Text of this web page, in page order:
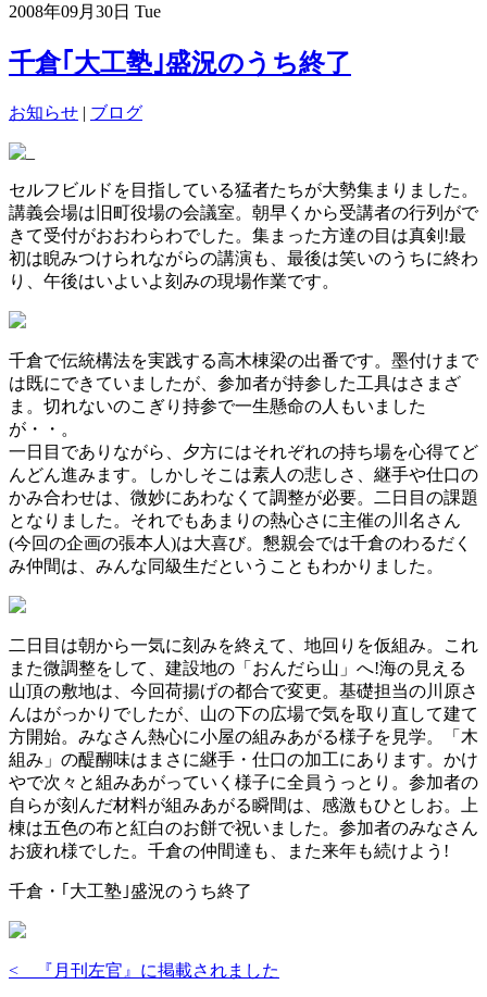
2008年09月30日 Tue
千倉｢大工塾｣盛況のうち終了
お知らせ | ブログ
セルフビルドを目指している猛者たちが大勢集まりました。
講義会場は旧町役場の会議室。朝早くから受講者の行列がで
きて受付がおおわらわでした。集まった方達の目は真剣!最
初は睨みつけられながらの講演も、最後は笑いのうちに終わ
り、午後はいよいよ刻みの現場作業です。
千倉で伝統構法を実践する高木棟梁の出番です。墨付けまで
は既にできていましたが、参加者が持参した工具はさまざ
ま。切れないのこぎり持参で一生懸命の人もいました
が・・。
一日目でありながら、夕方にはそれぞれの持ち場を心得てど
んどん進みます。しかしそこは素人の悲しさ、継手や仕口の
かみ合わせは、微妙にあわなくて調整が必要。二日目の課題
となりました。それでもあまりの熱心さに主催の川名さん
(今回の企画の張本人)は大喜び。懇親会では千倉のわるだく
み仲間は、みんな同級生だということもわかりました。
二日目は朝から一気に刻みを終えて、地回りを仮組み。これ
また微調整をして、建設地の「おんだら山」へ!海の見える
山頂の敷地は、今回荷揚げの都合で変更。基礎担当の川原さ
んはがっかりでしたが、山の下の広場で気を取り直して建て
方開始。みなさん熱心に小屋の組みあがる様子を見学。「木
組み」の醍醐味はまさに継手・仕口の加工にあります。かけ
やで次々と組みあがっていく様子に全員うっとり。参加者の
自らが刻んだ材料が組みあがる瞬間は、感激もひとしお。上
棟は五色の布と紅白のお餅で祝いました。参加者のみなさん
お疲れ様でした。千倉の仲間達も、また来年も続けよう!
千倉・｢大工塾｣盛況のうち終了
< 『月刊左官』に掲載されました